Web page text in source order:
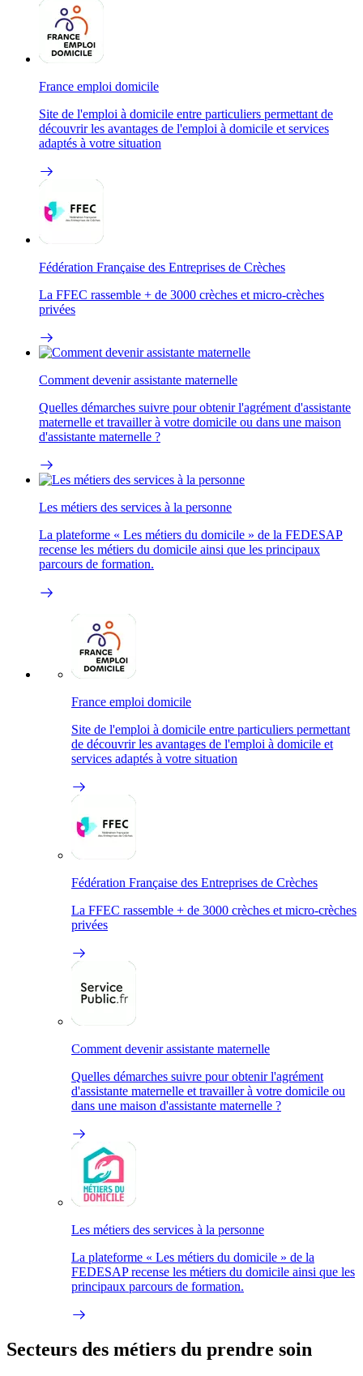
France emploi domicile
Site de l'emploi à domicile entre particuliers permettant de
découvrir les avantages de l'emploi à domicile et services
adaptés à votre situation
Fédération Française des Entreprises de Crèches
La FFEC rassemble + de 3000 crèches et micro-crèches
privées
Comment devenir assistante maternelle
Quelles démarches suivre pour obtenir l'agrément d'assistante
maternelle et travailler à votre domicile ou dans une maison
d'assistante maternelle ?
Les métiers des services à la personne
La plateforme « Les métiers du domicile » de la FEDESAP
recense les métiers du domicile ainsi que les principaux
parcours de formation.
France emploi domicile
Site de l'emploi à domicile entre particuliers permettant
de découvrir les avantages de l'emploi à domicile et
services adaptés à votre situation
Fédération Française des Entreprises de Crèches
La FFEC rassemble + de 3000 crèches et micro-crèches
privées
Comment devenir assistante maternelle
Quelles démarches suivre pour obtenir l'agrément
d'assistante maternelle et travailler à votre domicile ou
dans une maison d'assistante maternelle ?
Les métiers des services à la personne
La plateforme « Les métiers du domicile » de la
FEDESAP recense les métiers du domicile ainsi que les
principaux parcours de formation.
Secteurs des métiers du prendre soin